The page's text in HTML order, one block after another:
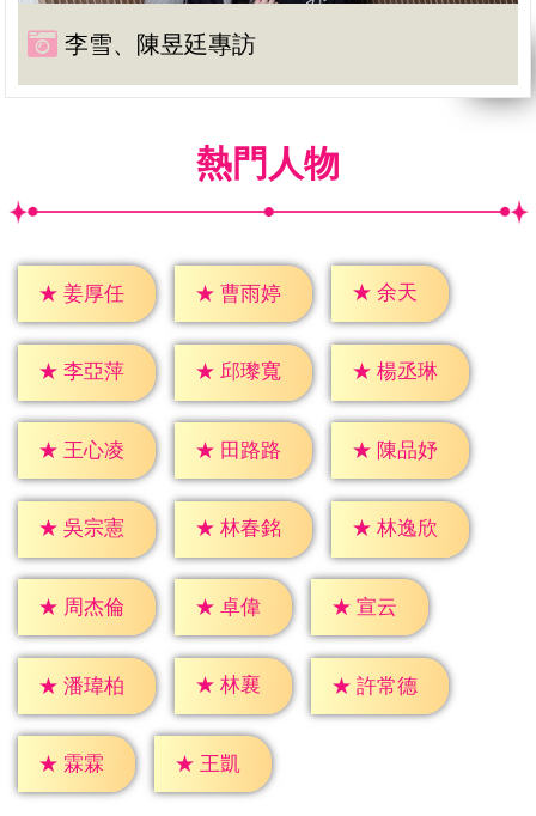
李雪、陳昱廷專訪
熱門人物
★ 姜厚任 ★ 曹雨婷 ★ 余天
★ 李亞萍 ★ 邱瓈寬 ★ 楊丞琳
★ 王心凌 ★ 田路路 ★ 陳品妤
★ 吳宗憲 ★ 林春銘 ★ 林逸欣
★ 周杰倫 ★ 卓偉 ★ 宣云
★ 潘瑋柏 ★ 林襄 ★ 許常德
★ 霖霖 ★ 王凱